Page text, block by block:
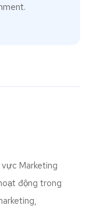
Marketing
động trong